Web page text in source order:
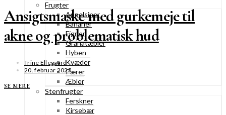
Frugter
Appelsiner
Bananer
Figner
Granatæbler
Hyben
Kvæder
Pærer
Æbler
Stenfrugter
Ferskner
Kirsebær
Ansigtsmaske med gurkemeje til
akne og problematisk hud
Trine Ellegaard
20. februar 2025
SE MERE